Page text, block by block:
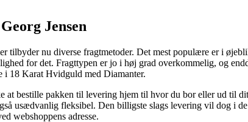
Jensen
tilbyder nu diverse fragtmetoder. Det mest populære er i
for det. Fragttypen er jo i høj grad overkommelig, og
i 18 Karat Hvidguld med Diamanter.
at bestille pakken til levering hjem til hvor du bor eller ud til
usædvanlig fleksibel. Den billigste slags levering vil dog i
webshoppens adresse.